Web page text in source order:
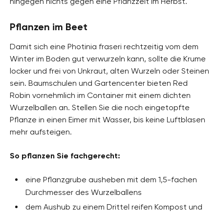
Pflanzen im Beet
Damit sich eine Photinia fraseri rechtzeitig vom dem
Winter im Boden gut verwurzeln kann, sollte die Krume
locker und frei von Unkraut, alten Wurzeln oder Steinen
sein. Baumschulen und Gartencenter bieten Red
Robin vornehmlich im Container mit einem dichten
Wurzelballen an. Stellen Sie die noch eingetopfte
Pflanze in einen Eimer mit Wasser, bis keine Luftblasen
mehr aufsteigen.
So pflanzen Sie fachgerecht:
eine Pflanzgrube ausheben mit dem 1,5-fachen
Durchmesser des Wurzelballens
dem Aushub zu einem Drittel reifen Kompost und